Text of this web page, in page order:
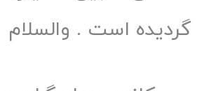
است . والسلام